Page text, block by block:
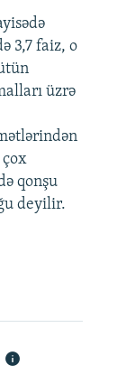
3,7 faiz, o
üzrə
qonşu
deyilir.